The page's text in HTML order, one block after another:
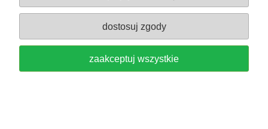
Talerz szlifierski ST D90-FX-W do
RO 90 DX FESTOOL 496804
dostosuj zgody
zaakceptuj wszystkie